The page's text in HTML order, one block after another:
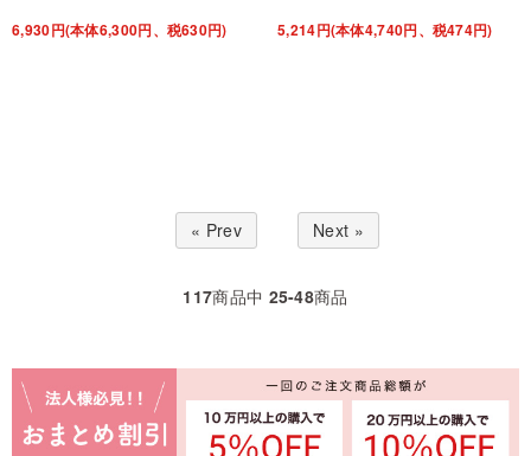
6,930円(本体6,300円、税630円) 5,214円(本体4,740円、税474円)
« Prev Next »
117商品中 25-48商品